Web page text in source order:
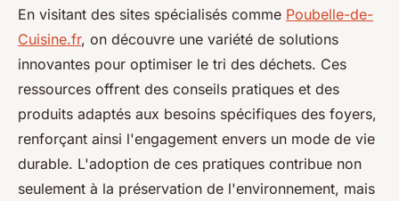
En visitant des sites spécialisés comme Poubelle-de-
Cuisine.fr, on découvre une variété de solutions
innovantes pour optimiser le tri des déchets. Ces
ressources offrent des conseils pratiques et des
produits adaptés aux besoins spécifiques des foyers,
renforçant ainsi l'engagement envers un mode de vie
durable. L'adoption de ces pratiques contribue non
seulement à la préservation de l'environnement, mais